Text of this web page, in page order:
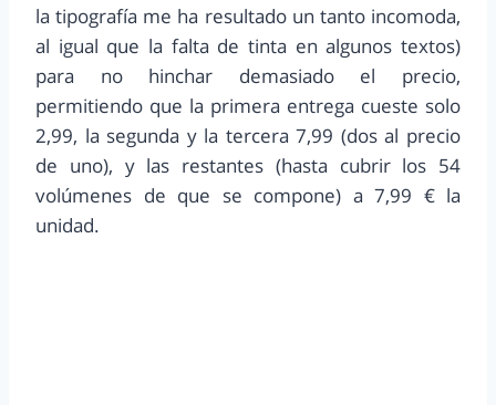
la tipografía me ha resultado un tanto incomoda,
al igual que la falta de tinta en algunos textos)
para no hinchar demasiado el precio,
permitiendo que la primera entrega cueste solo
2,99, la segunda y la tercera 7,99 (dos al precio
de uno), y las restantes (hasta cubrir los 54
volúmenes de que se compone) a 7,99 € la
unidad.